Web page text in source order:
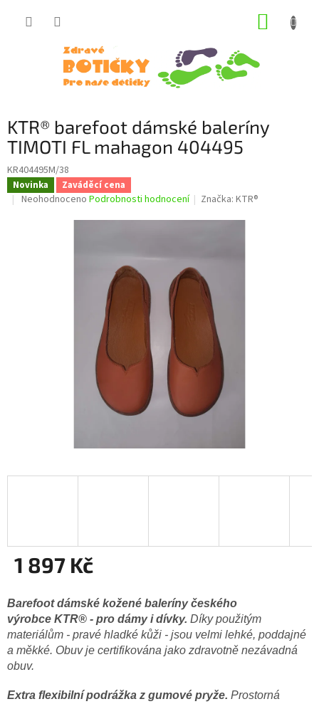
KTR® barefoot dámské baleríny
TIMOTI FL mahagon 404495
KR404495M/38
Novinka Zaváděcí cena
Průměrné
Neohodnoceno Podrobnosti hodnocení Značka:KTR®
1 897 Kč
cena:
Barefoot dámské kožené baleríny českého
výrobce KTR® - pro dámy i dívky. Díky použitým
materiálům - pravé hladké kůži - jsou velmi lehké, poddajné
a měkké. Obuv je certifikována jako zdravotně nezávadná
obuv.
Extra flexibilní podrážka z gumové pryže. Prostorná